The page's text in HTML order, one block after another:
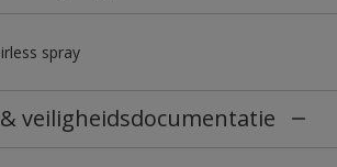
spray
veiligheidsdocumentatie